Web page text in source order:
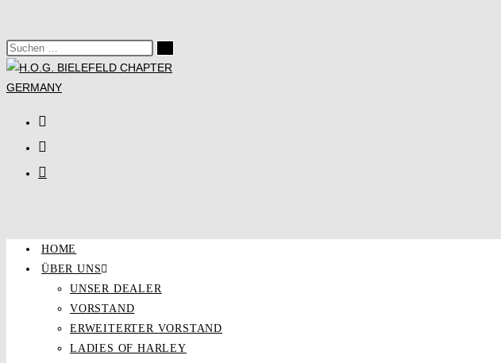
springen
Diese
Website
durchsuchen
Suche
starten
HOME
ÜBER UNS
UNSER DEALER
VORSTAND
ERWEITERTER VORSTAND
LADIES OF HARLEY